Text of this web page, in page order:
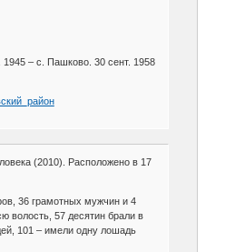
– с. Пашково. 30 сент. 1958
(2010). Расположено в 17
36 грамотных мужчин и 4
волость, 57 десятин брали в
101 – имели одну лошадь